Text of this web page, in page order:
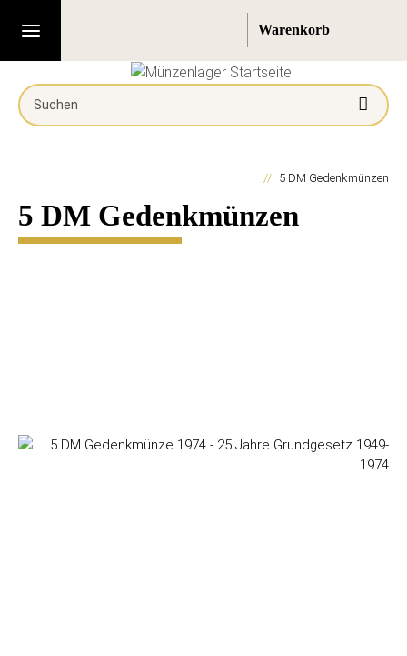
5 DM Gedenkmünzen
5 DM Gedenkmünzen